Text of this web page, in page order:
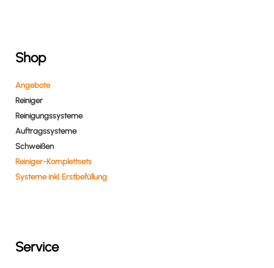
Shop
Angebote
Reiniger
Reinigungssysteme
Auftragssysteme
Schweißen
Reiniger-Komplettsets
Systeme inkl. Erstbefüllung
Service